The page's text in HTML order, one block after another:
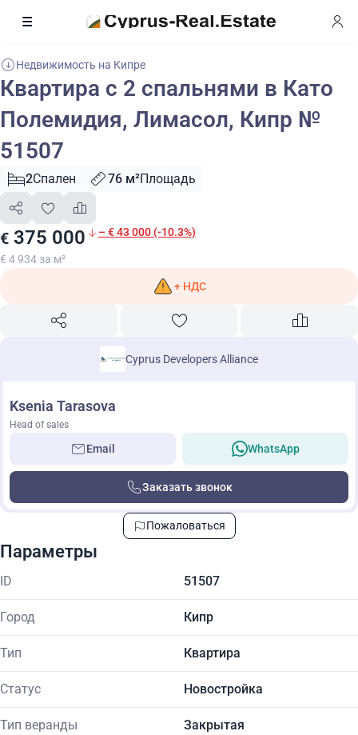
Недвижимость на Кипре
Квартира с 2 спальнями в Като
Полемидия, Лимасол, Кипр №
51507
2Спален 76 м²Площадь
€ 375 000 – € 43 000 (-10.3%)
€ 4 934 за м²
+ НДС
Cyprus Developers Alliance
Ksenia Tarasova
Head of sales
Email WhatsApp
Заказать звонок
Пожаловаться
Параметры
ID 51507
Город Кипр
Тип Квартира
Статус Новостройка
Тип веранды Закрытая